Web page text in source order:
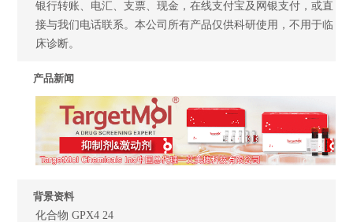
银行转账、电汇、支票、现金，在线支付宝及网银支付，或直
接与我们电话联系。本公司所有产品仅供科研使用，不用于临
床诊断。
产品新闻
背景资料
化合物 GPX4 24